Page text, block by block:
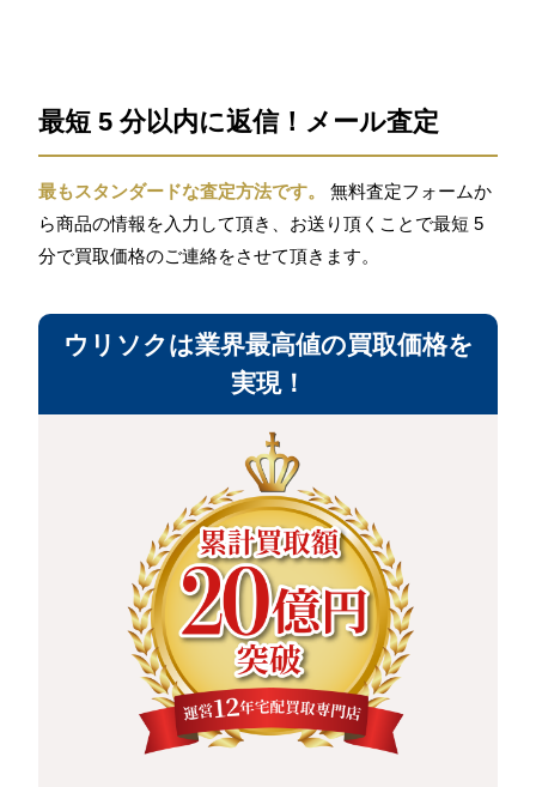
最短 5 分以内に返信！メール査定
最もスタンダードな査定方法です。
無料査定フォームか
ら商品の情報を入力して頂き、お送り頂くことで最短 5
分で買取価格のご連絡をさせて頂きます。
ウリソクは業界最高値の買取価格を
実現！